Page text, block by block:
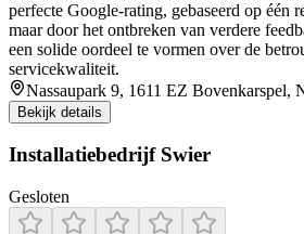
perfecte Google-rating, gebaseerd op één
maar door het ontbreken van verdere
een solide oordeel te vormen over de
servicekwaliteit.
Nassaupark 9, 1611 EZ Bovenkarspel,
Bekijk details
Installatiebedrijf Swier
Gesloten